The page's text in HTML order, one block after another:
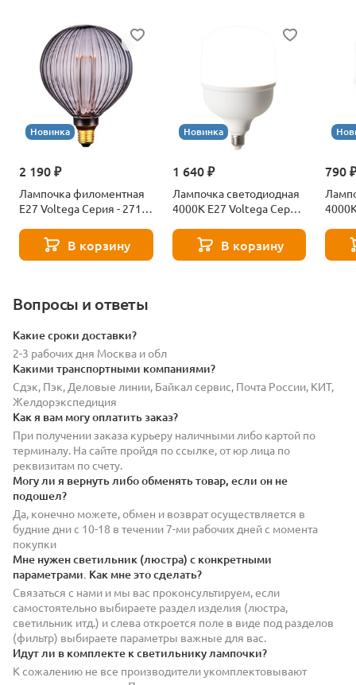
Новинка
2 190 ₽
Лампочка филоментная
Е27 Voltega Серия - 271
В корзину
Новинка
1 640 ₽
Лампочка светодиодная
4000К Е27 Voltega Серия
В корзину
790
Вопросы и ответы
Какие сроки доставки?
2-3 рабочих дня Москва и обл
Какими транспортными компаниями?
Сдэк, Пэк, Деловые линии, Байкал сервис, Почта России, КИТ,
Желдорэкспедиция
Как я вам могу оплатить заказ?
При получении заказа курьеру наличными либо картой по
терминалу. На сайте пройдя по ссылке, от юр лица по
реквизитам по счету.
Могу ли я вернуть либо обменять товар, если он не
подошел?
Да, конечно можете, обмен и возврат осуществляется в
будние дни с 10-18 в течении 7-ми рабочих дней с момента
покупки
Мне нужен светильник (люстра) с конкретными
параметрами. Как мне это сделать?
Связаться с нами и мы вас проконсультируем, если
самостоятельно выбираете раздел изделия (люстра,
светильник итд.) и слева откроется поле в виде под разделов
(фильтр) выбираете параметры важные для вас.
Идут ли в комплекте к светильнику лампочки?
К сожалению не все производители укомплектовывают